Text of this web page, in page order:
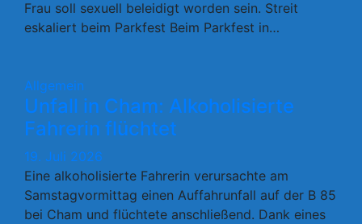
Frau soll sexuell beleidigt worden sein. Streit
eskaliert beim Parkfest Beim Parkfest in…
Allgemein
Unfall in Cham: Alkoholisierte
Fahrerin flüchtet
19. Juli 2026
Eine alkoholisierte Fahrerin verursachte am
Samstagvormittag einen Auffahrunfall auf der B 85
bei Cham und flüchtete anschließend. Dank eines